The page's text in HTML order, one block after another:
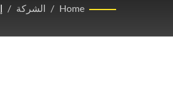
Home
/ الشركة /